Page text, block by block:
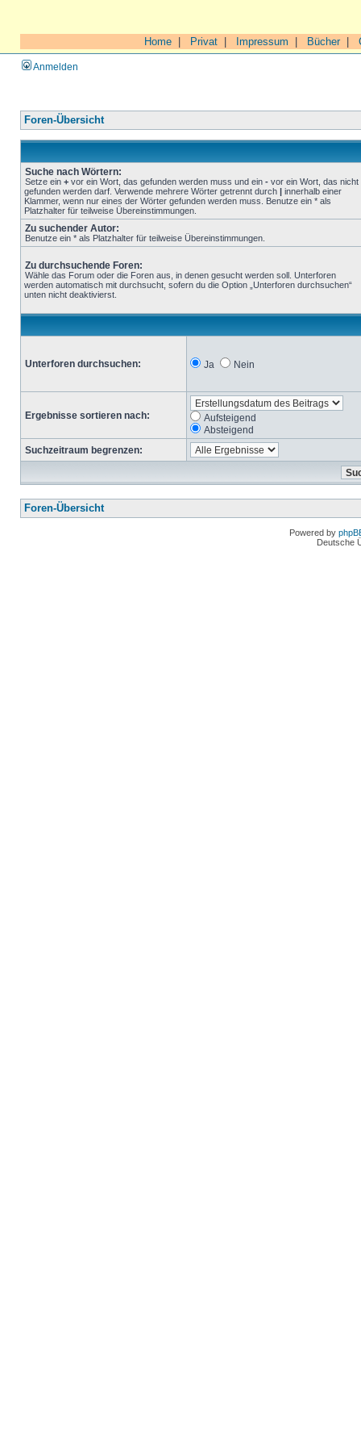
Home Privat Impressum Bücher|
Anmelden
Foren-Übersicht
Suche nach Wörtern:
Setze ein + vor ein Wort, das gefunden werden muss und ein - vor ein Wort, das nicht
gefunden werden darf. Verwende mehrere Wörter getrennt durch | innerhalb einer
Klammer, wenn nur eines der Wörter gefunden werden muss. Benutze ein * als
Platzhalter für teilweise Übereinstimmungen.
Zu suchender Autor:
Benutze ein * als Platzhalter für teilweise Übereinstimmungen.
Zu durchsuchende Foren:
Wähle das Forum oder die Foren aus, in denen gesucht werden soll. Unterforen
werden automatisch mit durchsucht, sofern du die Option „Unterforen durchsuchen“
unten nicht deaktivierst.
Unterforen durchsuchen: Ja Nein
Ergebnisse sortieren nach:
Aufsteigend
Absteigend
Suchzeitraum begrenzen:
Foren-Übersicht
Powered by
Deutsche